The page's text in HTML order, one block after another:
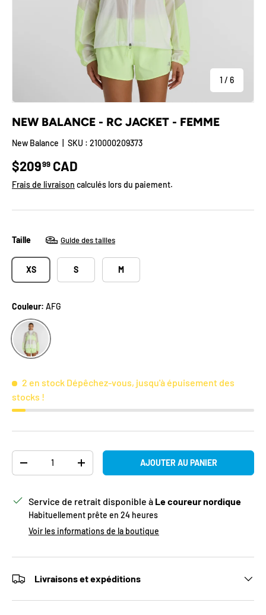
1 / de
6
NEW BALANCE - RC JACKET - FEMME
New Balance SKU : 210000209373
Prix habituel
$20999 CAD
Frais de livraison calculés lors du paiement.
Taille Guide des tailles
XS S M
Couleur: AFG
AFG
2 en stock Dépêchez-vous, jusqu'à épuisement des
stocks !
DIMINUER LA QUANTITÉAUGMENTER LA QUANTITÉAJOUTER AU PANIER
Service de retrait disponible à Le coureur nordique
Habituellement prête en 24 heures
Voir les informations de la boutique
Livraisons et expéditions